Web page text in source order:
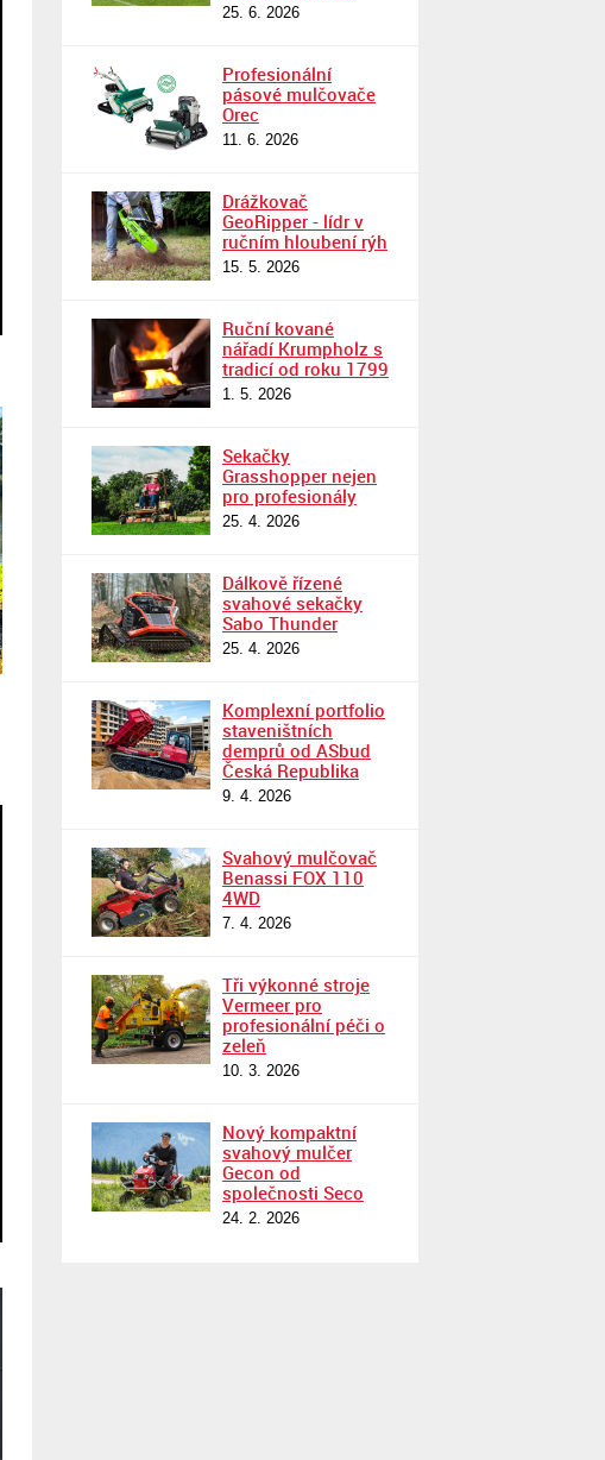
25. 6. 2026
Profesionální
pásové mulčovače
Orec
11. 6. 2026
Drážkovač
GeoRipper - lídr v
ručním hloubení rýh
15. 5. 2026
Ruční kované
nářadí Krumpholz s
tradicí od roku 1799
1. 5. 2026
Sekačky
Grasshopper nejen
pro profesionály
25. 4. 2026
Dálkově řízené
svahové sekačky
Sabo Thunder
25. 4. 2026
Komplexní portfolio
staveništních
demprů od ASbud
Česká Republika
9. 4. 2026
Svahový mulčovač
Benassi FOX 110
4WD
7. 4. 2026
Tři výkonné stroje
Vermeer pro
profesionální péči o
zeleň
10. 3. 2026
Nový kompaktní
svahový mulčer
Gecon od
společnosti Seco
24. 2. 2026